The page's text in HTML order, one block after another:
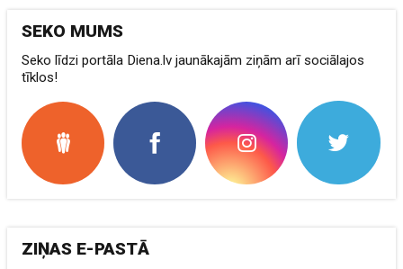
SEKO MUMS
Seko līdzi portāla Diena.lv jaunākajām ziņām arī sociālajos
tīklos!
ZIŅAS E-PASTĀ